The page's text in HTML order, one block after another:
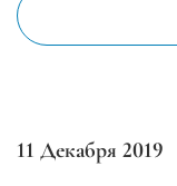
11 Декабря 2019